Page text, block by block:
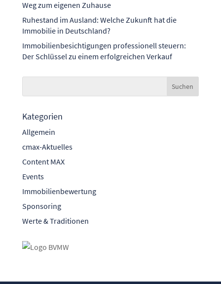
Weg zum eigenen Zuhause
Ruhestand im Ausland: Welche Zukunft hat die
Immobilie in Deutschland?
Immobilienbesichtigungen professionell steuern:
Der Schlüssel zu einem erfolgreichen Verkauf
Kategorien
Allgemein
cmax-Aktuelles
Content MAX
Events
Immobilienbewertung
Sponsoring
Werte & Traditionen